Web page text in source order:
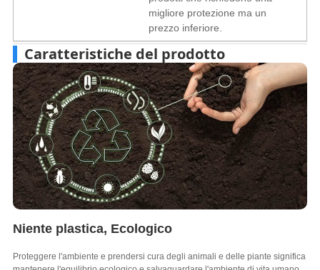
migliore protezione ma un
prezzo inferiore.
Caratteristiche del prodotto
Niente plastica, Ecologico
Proteggere l'ambiente e prendersi cura degli animali e delle piante significa